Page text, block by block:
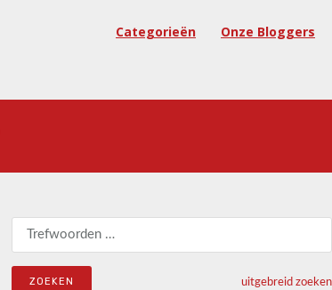
Categorieën Onze Bloggers
Zoeken naar:
uitgebreid zoeken